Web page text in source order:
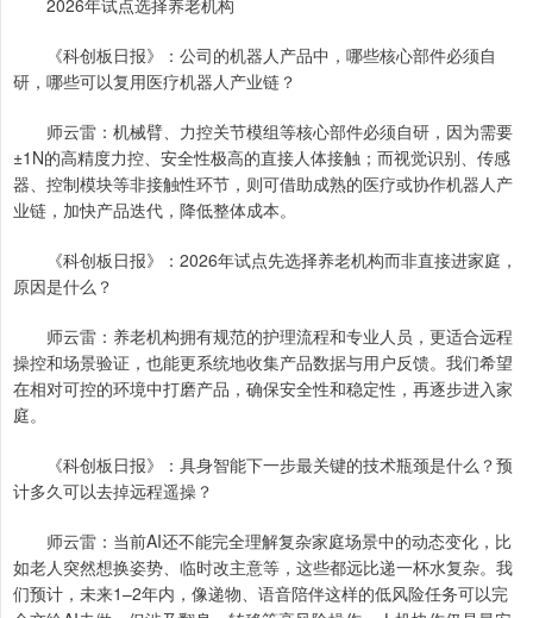
2026年试点选择养老机构
《科创板日报》：公司的机器人产品中，哪些核心部件必须自
研，哪些可以复用医疗机器人产业链？
师云雷：机械臂、力控关节模组等核心部件必须自研，因为需要
±1N的高精度力控、安全性极高的直接人体接触；而视觉识别、传感
器、控制模块等非接触性环节，则可借助成熟的医疗或协作机器人产
业链，加快产品迭代，降低整体成本。
《科创板日报》：2026年试点先选择养老机构而非直接进家庭，
原因是什么？
师云雷：养老机构拥有规范的护理流程和专业人员，更适合远程
操控和场景验证，也能更系统地收集产品数据与用户反馈。我们希望
在相对可控的环境中打磨产品，确保安全性和稳定性，再逐步进入家
庭。
《科创板日报》：具身智能下一步最关键的技术瓶颈是什么？预
计多久可以去掉远程遥操？
师云雷：当前AI还不能完全理解复杂家庭场景中的动态变化，比
如老人突然想换姿势、临时改主意等，这些都远比递一杯水复杂。我
们预计，未来1–2年内，像递物、语音陪伴这样的低风险任务可以完